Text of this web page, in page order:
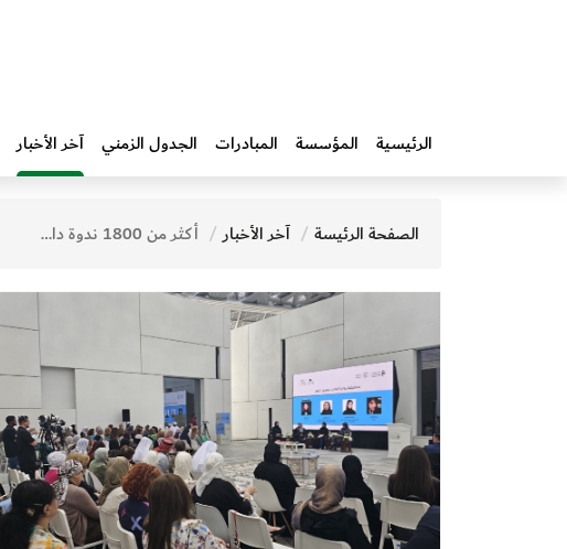
الرئيسية المؤسسة المبادرات‎ الجدول الزمني آخر الأخبار
الصفحة الرئيسة آخر الأخبار أكثر من 1800 ندوة داخل الدولة وخارجها "استراحة معرفة".. عقد من صناعة الأثر المعرفي وتعزيز حضور الكتاب الإماراتي في المشهد القرائي العربي